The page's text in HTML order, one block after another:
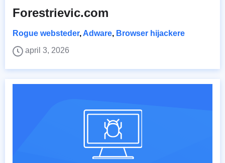
Forestrievic.com
Rogue websteder, Adware, Browser hijackere
april 3, 2026